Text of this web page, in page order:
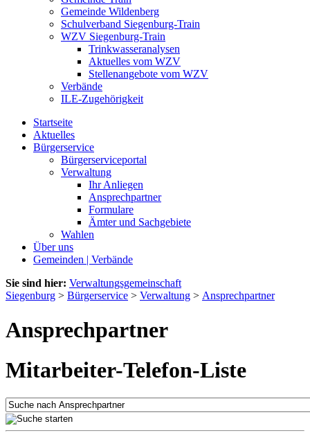
Gemeinde Wildenberg
Schulverband Siegenburg-Train
WZV Siegenburg-Train
Trinkwasseranalysen
Aktuelles vom WZV
Stellenangebote vom WZV
Verbände
ILE-Zugehörigkeit
Startseite
Aktuelles
Bürgerservice
Bürgerserviceportal
Verwaltung
Ihr Anliegen
Ansprechpartner
Formulare
Ämter und Sachgebiete
Wahlen
Über uns
Gemeinden | Verbände
Sie sind hier: Verwaltungsgemeinschaft
Siegenburg > Bürgerservice > Verwaltung > Ansprechpartner
Ansprechpartner
Mitarbeiter-Telefon-Liste